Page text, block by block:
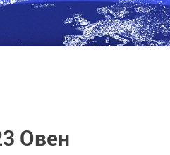
Овен